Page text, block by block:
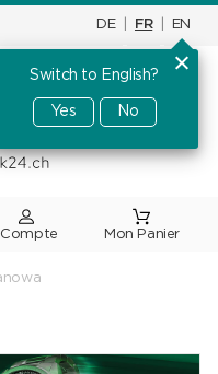
DE FR EN
Switch to English?
Yes No